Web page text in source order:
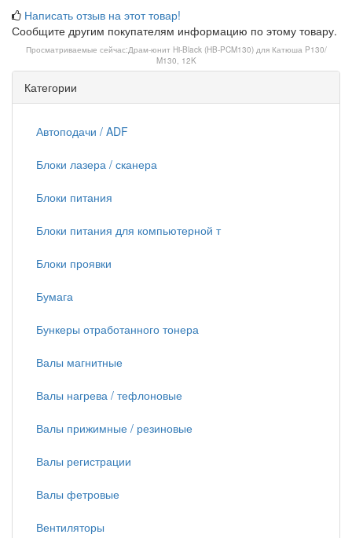
Написать отзыв на этот товар!
Сообщите другим покупателям информацию по этому товару.
Просматриваемые сейчас:Драм-юнит Hi-Black (HB-PCM130) для Катюша P130/
M130, 12K
Категории
Автоподачи / ADF
Блоки лазера / сканера
Блоки питания
Блоки питания для компьютерной т
Блоки проявки
Бумага
Бункеры отработанного тонера
Валы магнитные
Валы нагрева / тефлоновые
Валы прижимные / резиновые
Валы регистрации
Валы фетровые
Вентиляторы